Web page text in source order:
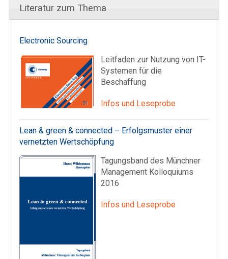
Literatur zum Thema
Electronic Sourcing
Leitfaden zur Nutzung von IT-
Systemen für die
Beschaffung
Infos und Leseprobe
Lean & green & connected – Erfolgsmuster einer
vernetzten Wertschöpfung
Tagungsband des Münchner
Management Kolloquiums
2016
Infos und Leseprobe